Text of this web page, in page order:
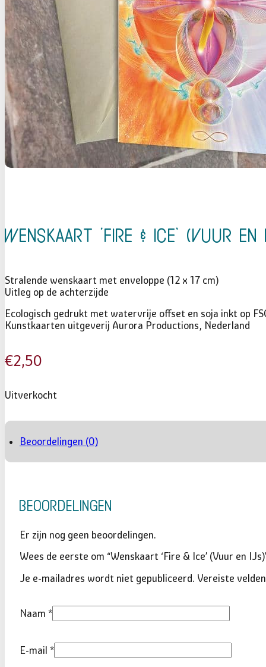
Wenskaart ‘Fire & Ice’ (Vuur en
Stralende wenskaart met enveloppe (12 x 17 cm)
Uitleg op de achterzijde
Ecologisch gedrukt met watervrije offset en soja inkt op
Kunstkaarten uitgeverij Aurora Productions, Nederland
€2,50
Uitverkocht
Beoordelingen (0)
Beoordelingen
Er zijn nog geen beoordelingen.
Wees de eerste om “Wenskaart ‘Fire & Ice’ (Vuur en
Je e-mailadres wordt niet gepubliceerd. Vereiste
Naam *
E-mail *